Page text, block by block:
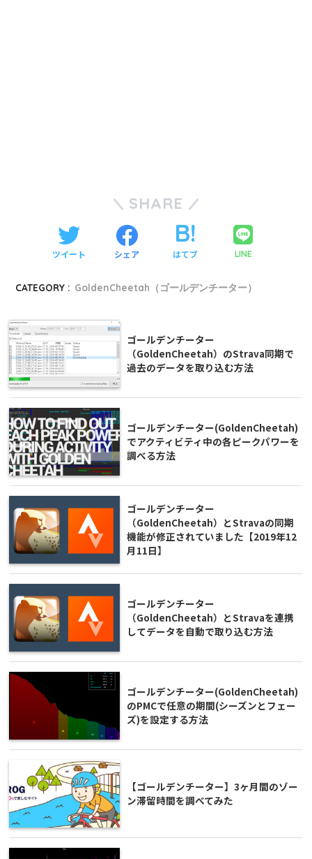
SHARE
ツイート シェア はてブ LINE
CATEGORY : GoldenCheetah（ゴールデンチーター）
ゴールデンチーター
（GoldenCheetah）のStrava同期で
過去のデータを取り込む方法
ゴールデンチーター(GoldenCheetah)
でアクティビティ中の各ピークパワーを
調べる方法
ゴールデンチーター
（GoldenCheetah）とStravaの同期
機能が修正されていました【2019年12
月11日】
ゴールデンチーター
（GoldenCheetah）とStravaを連携
してデータを自動で取り込む方法
ゴールデンチーター(GoldenCheetah)
のPMCで任意の期間(シーズンとフェー
ズ)を設定する方法
【ゴールデンチーター】3ヶ月間のゾー
ン滞留時間を調べてみた